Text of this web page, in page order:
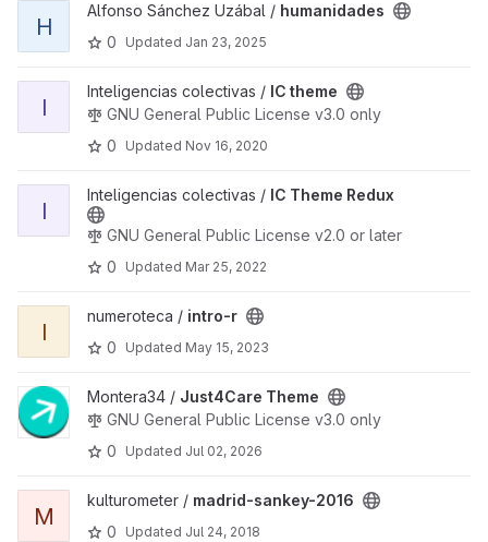
View humanidades project
H
Alfonso Sánchez Uzábal / humanidades
0
Updated Jan 23, 2025
View IC theme project
I
Inteligencias colectivas / IC theme
GNU General Public License v3.0 only
0
Updated Nov 16, 2020
View IC Theme Redux project
I
Inteligencias colectivas / IC Theme Redux
GNU General Public License v2.0 or later
0
Updated Mar 25, 2022
View intro-r project
I
numeroteca / intro-r
0
Updated May 15, 2023
View Just4Care Theme project
Montera34 / Just4Care Theme
GNU General Public License v3.0 only
0
Updated Jul 02, 2026
View madrid-sankey-2016 project
M
kulturometer / madrid-sankey-2016
0
Updated Jul 24, 2018